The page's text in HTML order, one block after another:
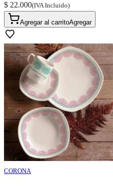
$ 22.000(IVA Incluido)
Agregar al carritoAgregar
CORONA